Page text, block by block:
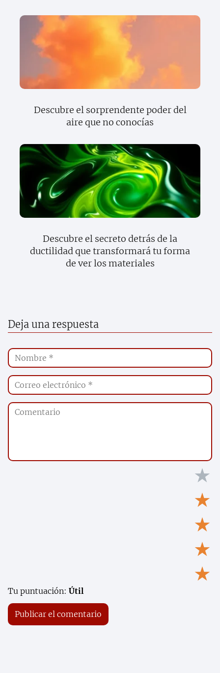
Descubre el sorprendente poder del
aire que no conocías
Descubre el secreto detrás de la
ductilidad que transformará tu forma
de ver los materiales
Deja una respuesta
★
★
★
★
★
Tu puntuación: Útil